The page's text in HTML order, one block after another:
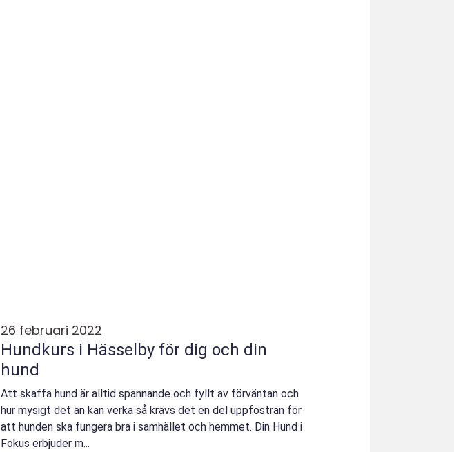
26 februari 2022
Hundkurs i Hässelby för dig och din
hund
Att skaffa hund är alltid spännande och fyllt av förväntan och
hur mysigt det än kan verka så krävs det en del uppfostran för
att hunden ska fungera bra i samhället och hemmet. Din Hund i
Fokus erbjuder m...